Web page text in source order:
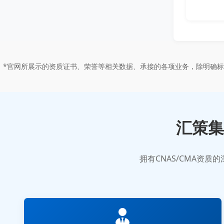
*官网所展示的资质证书、荣誉等相关数据、承接的各项业务，除明确
汇策
拥有CNAS/CMA资质